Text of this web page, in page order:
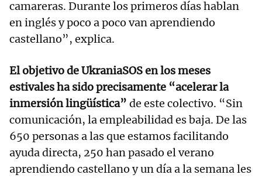
camareras. Durante los primeros días hablan
en inglés y poco a poco van aprendiendo
castellano”, explica.
El objetivo de UkraniaSOS en los meses
estivales ha sido precisamente “acelerar la
inmersión lingüística” de este colectivo. “Sin
comunicación, la empleabilidad es baja. De las
650 personas a las que estamos facilitando
ayuda directa, 250 han pasado el verano
aprendiendo castellano y un día a la semana les